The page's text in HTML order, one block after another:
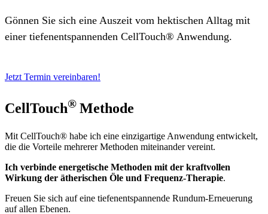
Gönnen Sie sich eine Auszeit vom hektischen Alltag mit
einer tiefenentspannenden CellTouch® Anwendung.
Jetzt Termin vereinbaren!
CellTouch® Methode
Mit CellTouch® habe ich eine einzigartige Anwendung entwickelt,
die die Vorteile mehrerer Methoden miteinander vereint.
Ich verbinde energetische Methoden mit der kraftvollen
Wirkung der ätherischen Öle und Frequenz-Therapie.
Freuen Sie sich auf eine tiefenentspannende Rundum-Erneuerung
auf allen Ebenen.